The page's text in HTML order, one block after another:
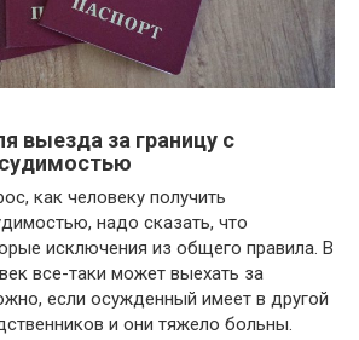
выезда за границу с
как человеку получить
надо сказать, что
исключения из общего правила. В
все-таки может выехать за
если осужденный имеет в другой
и они тяжело больны.